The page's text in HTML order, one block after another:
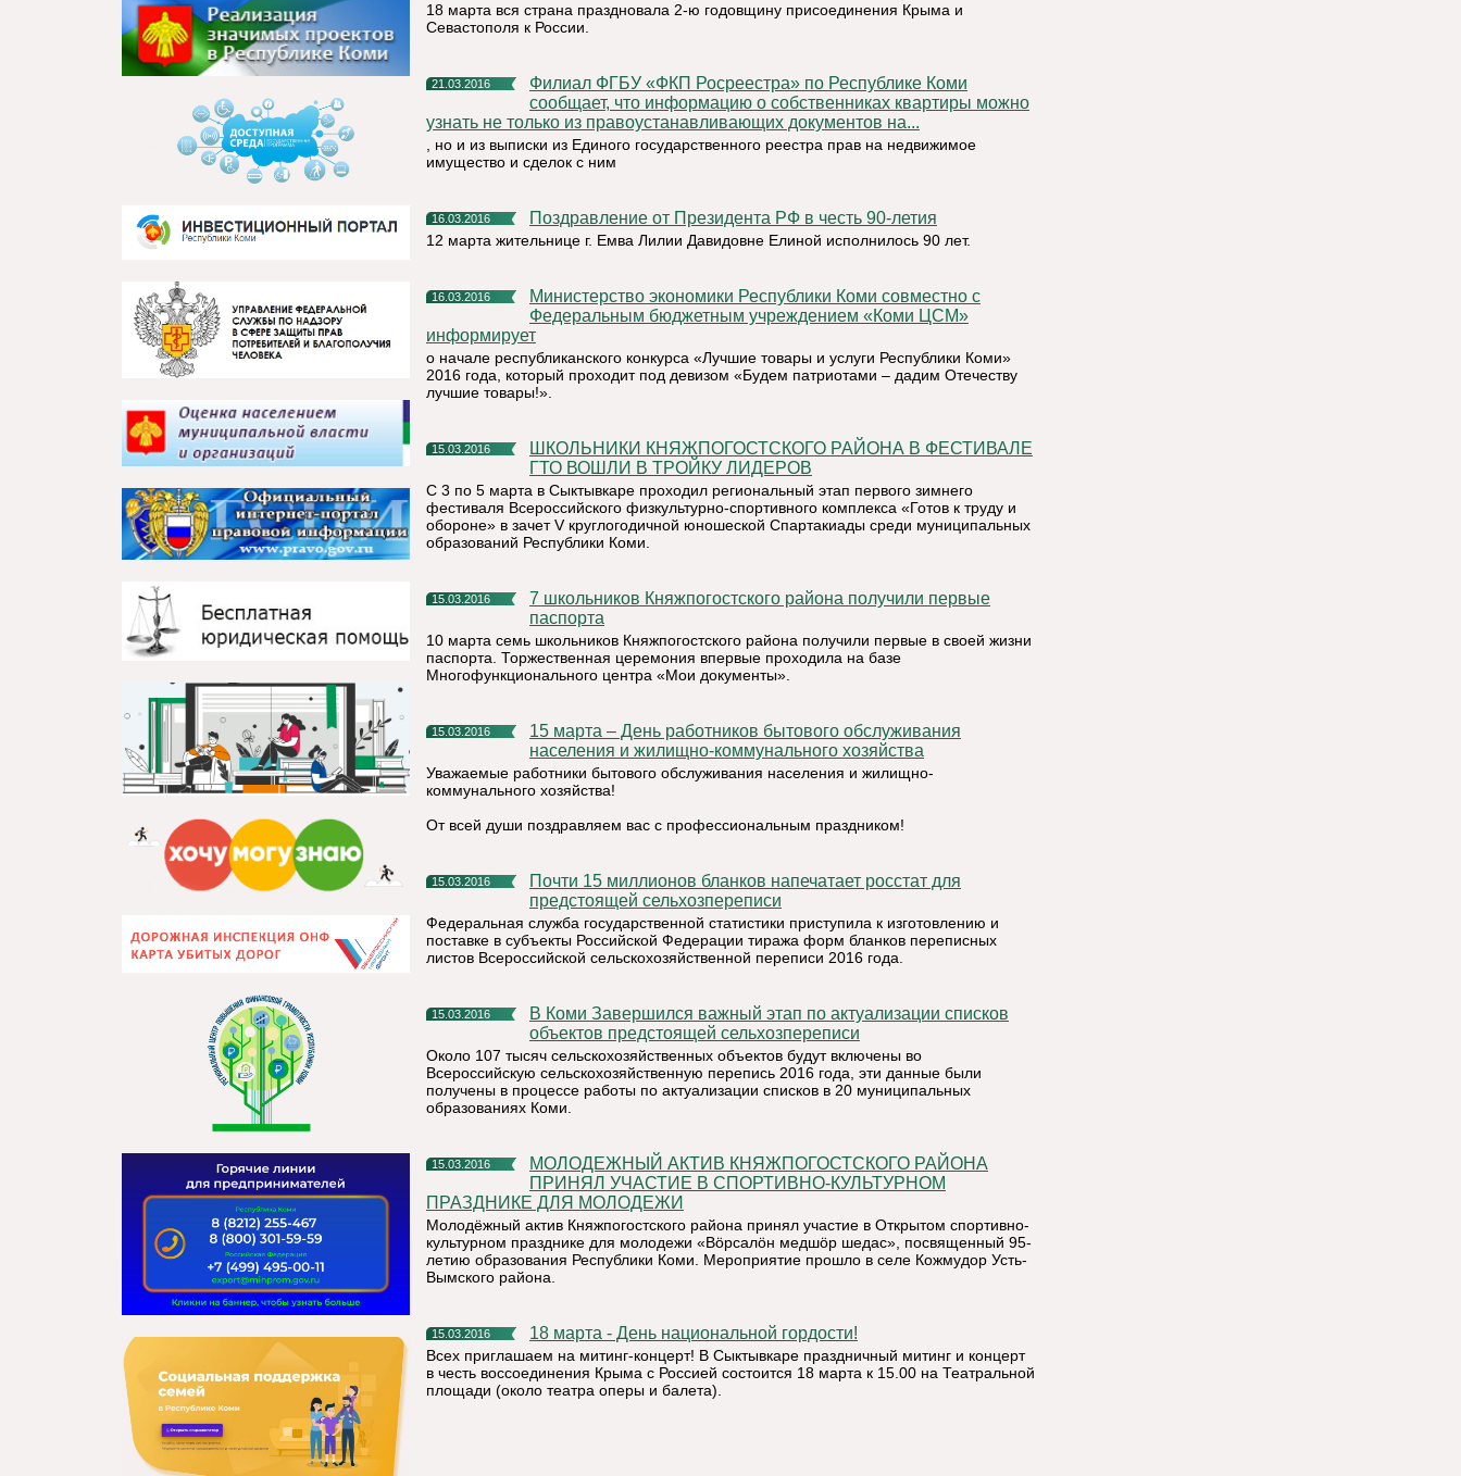
18 марта вся страна праздновала 2-ю годовщину присоединения Крыма и
Севастополя к России.
21.03.2016
Филиал ФГБУ «ФКП Росреестра» по Республике Коми
сообщает, что информацию о собственниках квартиры можно
узнать не только из правоустанавливающих документов на...
, но и из выписки из Единого государственного реестра прав на недвижимое
имущество и сделок с ним
16.03.2016 Поздравление от Президента РФ в честь 90-летия
12 марта жительнице г. Емва Лилии Давидовне Елиной исполнилось 90 лет.
16.03.2016
Министерство экономики Республики Коми совместно с
Федеральным бюджетным учреждением «Коми ЦСМ»
информирует
о начале республиканского конкурса «Лучшие товары и услуги Республики Коми»
2016 года, который проходит под девизом «Будем патриотами – дадим Отечеству
лучшие товары!».
15.03.2016
ШКОЛЬНИКИ КНЯЖПОГОСТСКОГО РАЙОНА В ФЕСТИВАЛЕ
ГТО ВОШЛИ В ТРОЙКУ ЛИДЕРОВ
С 3 по 5 марта в Сыктывкаре проходил региональный этап первого зимнего
фестиваля Всероссийского физкультурно-спортивного комплекса «Готов к труду и
обороне» в зачет V круглогодичной юношеской Спартакиады среди муниципальных
образований Республики Коми.
15.03.2016
7 школьников Княжпогостского района получили первые
паспорта
10 марта семь школьников Княжпогостского района получили первые в своей жизни
паспорта. Торжественная церемония впервые проходила на базе
Многофункционального центра «Мои документы».
15.03.2016
15 марта – День работников бытового обслуживания
населения и жилищно-коммунального хозяйства
Уважаемые работники бытового обслуживания населения и жилищно-
коммунального хозяйства!
От всей души поздравляем вас с профессиональным праздником!
15.03.2016
Почти 15 миллионов бланков напечатает росстат для
предстоящей сельхозпереписи
Федеральная служба государственной статистики приступила к изготовлению и
поставке в субъекты Российской Федерации тиража форм бланков переписных
листов Всероссийской сельскохозяйственной переписи 2016 года.
15.03.2016
В Коми Завершился важный этап по актуализации списков
объектов предстоящей сельхозпереписи
Около 107 тысяч сельскохозяйственных объектов будут включены во
Всероссийскую сельскохозяйственную перепись 2016 года, эти данные были
получены в процессе работы по актуализации списков в 20 муниципальных
образованиях Коми.
15.03.2016
МОЛОДЕЖНЫЙ АКТИВ КНЯЖПОГОСТСКОГО РАЙОНА
ПРИНЯЛ УЧАСТИЕ В СПОРТИВНО-КУЛЬТУРНОМ
ПРАЗДНИКЕ ДЛЯ МОЛОДЕЖИ
Молодёжный актив Княжпогостского района принял участие в Открытом спортивно-
культурном празднике для молодежи «Вöрсалöн медшöр шедас», посвященный 95-
летию образования Республики Коми. Мероприятие прошло в селе Кожмудор Усть-
Вымского района.
15.03.2016 18 марта - День национальной гордости!
Всех приглашаем на митинг-концерт! В Сыктывкаре праздничный митинг и концерт
в честь воссоединения Крыма с Россией состоится 18 марта к 15.00 на Театральной
площади (около театра оперы и балета).